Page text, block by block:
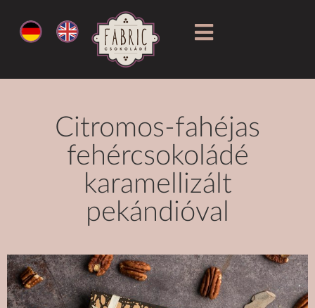
Citromos-fahéjas
fehércsokoládé
karamellizált
pekándióval